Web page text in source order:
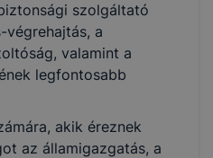
szolgáltató
végrehajtás, a
valamint a
legfontosabb
akik éreznek
az államigazgatás, a